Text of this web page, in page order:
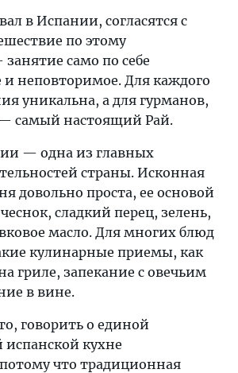
в Испании, согласятся с
по этому
само по себе
и неповторимое. Для каждого
уникальна, а для гурманов,
самый настоящий Рай.
— одна из главных
страны. Исконная
довольно проста, ее основой
сладкий перец, зелень,
масло. Для многих блюд
кулинарные приемы, как
гриле, запекание с овечьим
в вине.
говорить о единой
кухне
что традиционная